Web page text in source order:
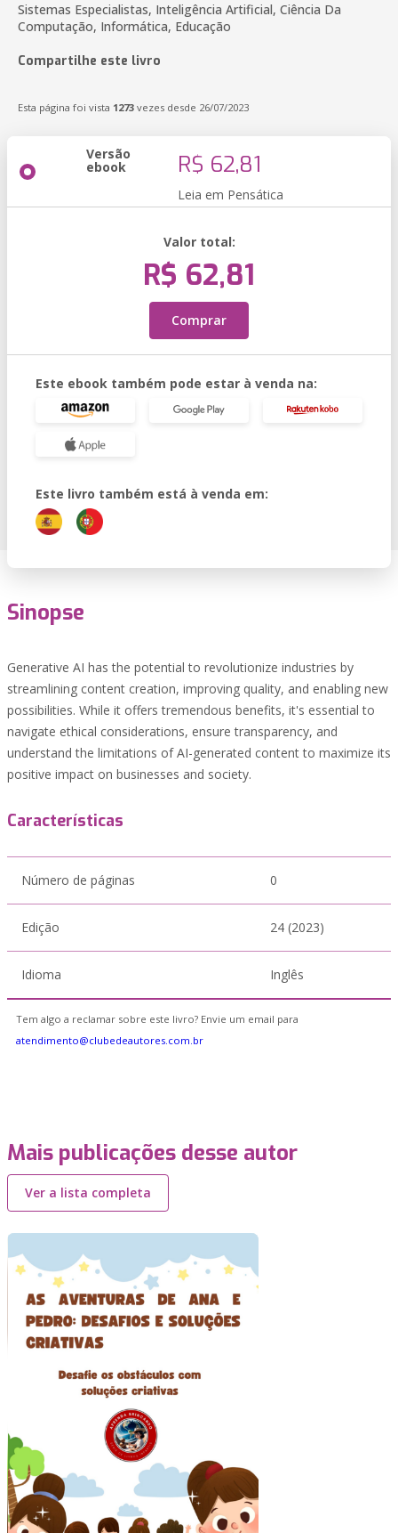
Sistemas Especialistas, Inteligência Artificial, Ciência Da
Computação, Informática, Educação
Compartilhe este livro
Esta página foi vista 1273 vezes desde 26/07/2023
Versão
ebook R$ 62,81
Leia em Pensática
Valor total:
R$ 62,81
Comprar
Este ebook também pode estar à venda na:
Este livro também está à venda em:
Sinopse
Generative AI has the potential to revolutionize industries by
streamlining content creation, improving quality, and enabling new
possibilities. While it offers tremendous benefits, it's essential to
navigate ethical considerations, ensure transparency, and
understand the limitations of AI-generated content to maximize its
positive impact on businesses and society.
Características
Número de páginas 0
Edição 24 (2023)
Idioma Inglês
Tem algo a reclamar sobre este livro? Envie um email para
atendimento@clubedeautores.com.br
Mais publicações desse autor
Ver a lista completa